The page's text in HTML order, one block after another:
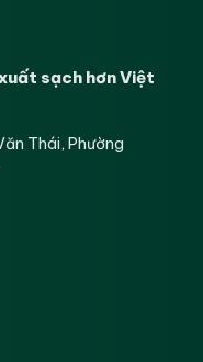
sạch hơn Việt
Thái, Phường